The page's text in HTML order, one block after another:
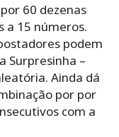
60 dezenas
a 15 números.
podem
Surpresinha –
Ainda dá
por por
com a